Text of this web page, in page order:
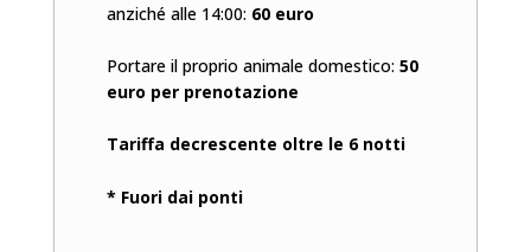
anziché alle 14:00: 60 euro
Portare il proprio animale domestico: 50
euro per prenotazione
Tariffa decrescente oltre le 6 notti
* Fuori dai ponti